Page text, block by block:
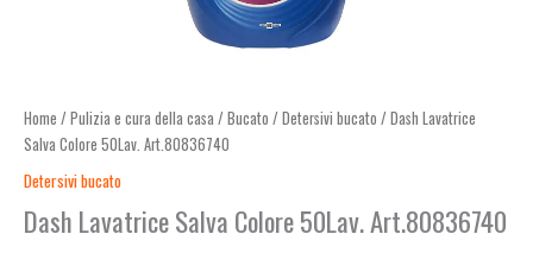
Home / Pulizia e cura della casa / Bucato / Detersivi bucato / Dash Lavatrice
Salva Colore 50Lav. Art.80836740
Detersivi bucato
Dash Lavatrice Salva Colore 50Lav. Art.80836740